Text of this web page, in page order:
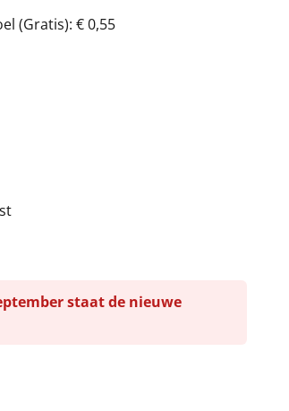
(Gratis): € 0,55
staat de nieuwe